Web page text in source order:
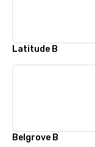
Latitude B
Belgrove B